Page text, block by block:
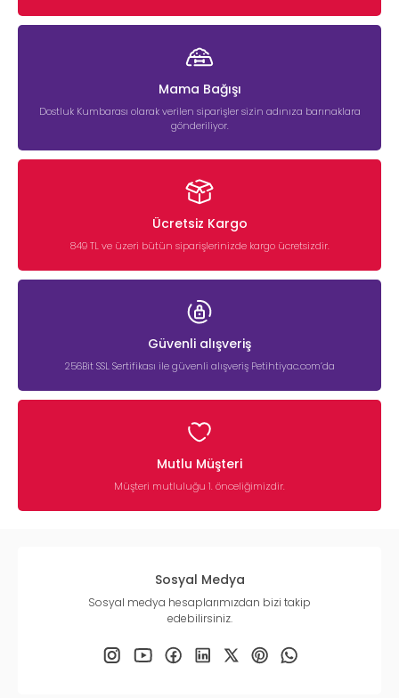
Mama Bağışı
Dostluk Kumbarası olarak verilen siparişler sizin adınıza barınaklara
gönderiliyor.
Ücretsiz Kargo
849 TL ve üzeri bütün siparişlerinizde kargo ücretsizdir.
Güvenli alışveriş
256Bit SSL Sertifikası ile güvenli alışveriş Petihtiyac.com’da
Mutlu Müşteri
Müşteri mutluluğu 1. önceliğimizdir.
Sosyal Medya
Sosyal medya hesaplarımızdan bizi takip
edebilirsiniz.